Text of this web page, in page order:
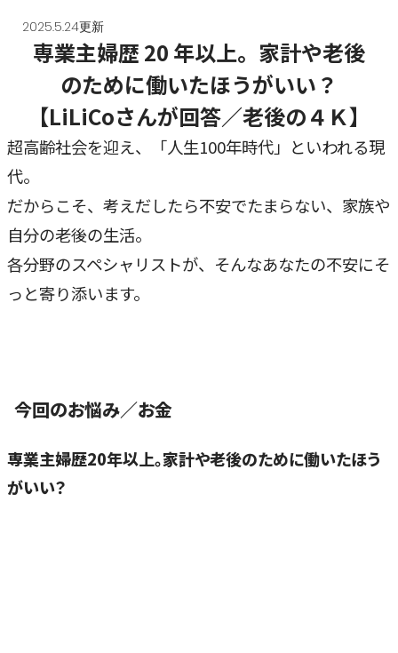
2025.5.24更新
専業主婦歴 20 年以上。家計や老後
のために働いたほうがいい？
【LiLiCoさんが回答／老後の４Ｋ】
超高齢社会を迎え、「人生100年時代」といわれる現
代。
だからこそ、考えだしたら不安でたまらない、家族や
自分の老後の生活。
各分野のスペシャリストが、そんなあなたの不安にそ
っと寄り添います。
今回のお悩み／お金
専業主婦歴20年以上。家計や老後のために働いたほう
がいい？